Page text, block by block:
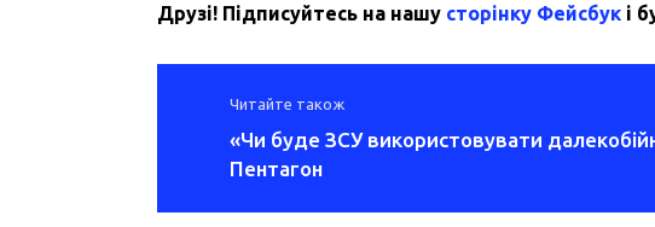
Друзі! Підписуйтесь на нашу сторінку Фейсбук і
Читайте також
«Чи буде ЗСУ використовувати
Пентагон